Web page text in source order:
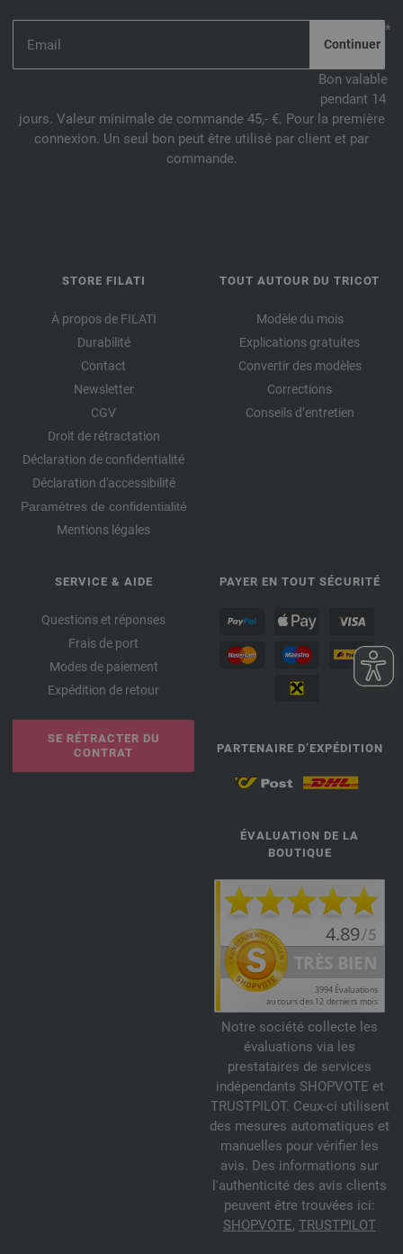
*
Bon valable
pendant 14
jours. Valeur minimale de commande 45,- €. Pour la première
connexion. Un seul bon peut être utilisé par client et par
commande.
STORE FILATI
À propos de FILATI
Durabilité
Contact
Newsletter
CGV
Droit de rétractation
Déclaration de confidentialité
Déclaration d'accessibilité
Paramètres de confidentialité
Mentions légales
TOUT AUTOUR DU TRICOT
Modèle du mois
Explications gratuites
Convertir des modèles
Corrections
Conseils d’entretien
SERVICE & AIDE
Questions et réponses
Frais de port
Modes de paiement
Expédition de retour
SE RÉTRACTER DU
CONTRAT
PAYER EN TOUT SÉCURITÉ
PARTENAIRE D’EXPÉDITION
ÉVALUATION DE LA
BOUTIQUE
Notre société collecte les
évaluations via les
prestataires de services
indépendants SHOPVOTE et
TRUSTPILOT. Ceux-ci utilisent
des mesures automatiques et
manuelles pour vérifier les
avis. Des informations sur
l'authenticité des avis clients
peuvent être trouvées ici:
SHOPVOTE, TRUSTPILOT